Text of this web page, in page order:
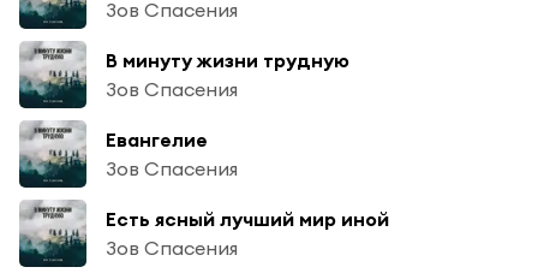
Зов Спасения
В минуту жизни трудную
Зов Спасения
Евангелие
Зов Спасения
Есть ясный лучший мир иной
Зов Спасения